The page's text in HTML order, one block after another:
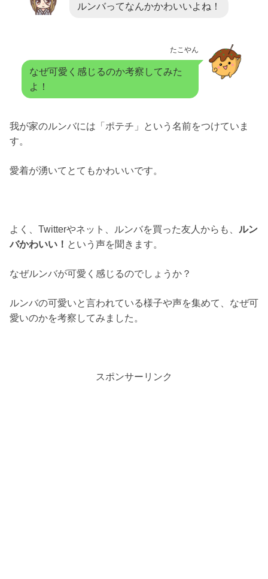
ルンバってなんかかわいいよね！
たこやん
なぜ可愛く感じるのか考察してみた
よ！
我が家のルンバには「ポテチ」という名前をつけていま
す。
愛着が湧いてとてもかわいいです。
よく、Twitterやネット、ルンバを買った友人からも、 ルン
バかわいい！ という声を聞きます。
なぜルンバが可愛く感じるのでしょうか？
ルンバの可愛いと言われている様子や声を集めて、なぜ可
愛いのかを考察してみました。
スポンサーリンク